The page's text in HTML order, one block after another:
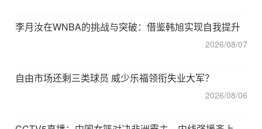
李月汝在WNBA的挑战与突破：借鉴韩旭实现自我提升
2026/08/07
自由市场还剩三类球员 威少乐福领衔失业大军？
2026/08/06